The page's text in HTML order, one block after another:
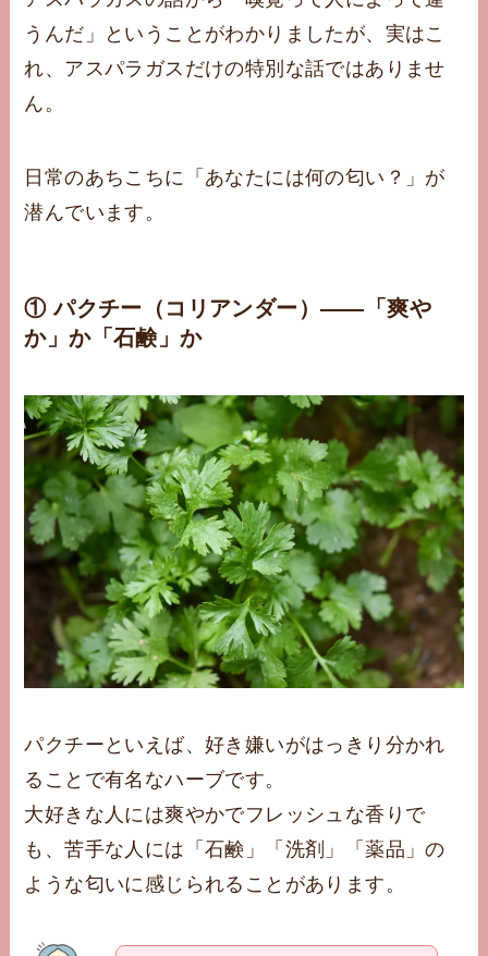
うんだ」ということがわかりましたが、実はこ
れ、アスパラガスだけの特別な話ではありませ
ん。
日常のあちこちに「あなたには何の匂い？」が
潜んでいます。
① パクチー（コリアンダー）——「爽や
か」か「石鹸」か
パクチーといえば、好き嫌いがはっきり分かれ
ることで有名なハーブです。
大好きな人には爽やかでフレッシュな香りで
も、苦手な人には「石鹸」「洗剤」「薬品」の
ような匂いに感じられることがあります。